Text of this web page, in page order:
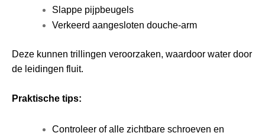
Slappe pijpbeugels
Verkeerd aangesloten douche-arm
Deze kunnen trillingen veroorzaken, waardoor water door
de leidingen fluit.
Praktische tips:
Controleer of alle zichtbare schroeven en